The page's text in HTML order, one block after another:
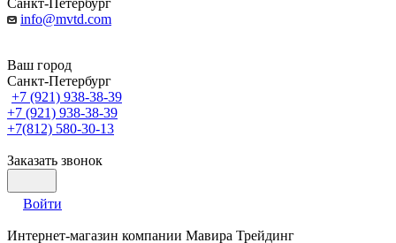
Санкт-Петербург
info@mvtd.com
Ваш город
Санкт-Петербург
+7 (921) 938-38-39
+7 (921) 938-38-39
+7(812) 580-30-13
Заказать звонок
Войти
Интернет-магазин компании Мавира Трейдинг